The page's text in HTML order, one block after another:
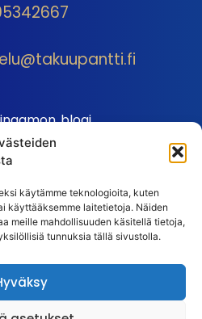
käytämme teknologioita, kuten
käyttääksemme laitetietoja. Näiden
meille mahdollisuuden käsitellä tietoja,
tunnuksia tällä sivustolla.
blogi
sopimusehdot
kysymykset